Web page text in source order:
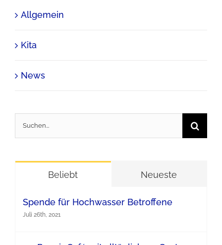
Allgemein
Kita
News
Suche
Beliebt Neueste
Spende für Hochwasser Betroffene
Juli 26th, 2021